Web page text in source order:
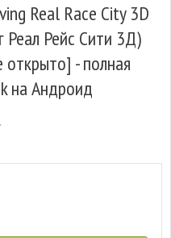
Real Race City 3D
Реал Рейс Сити 3Д)
- полная
на Андроид